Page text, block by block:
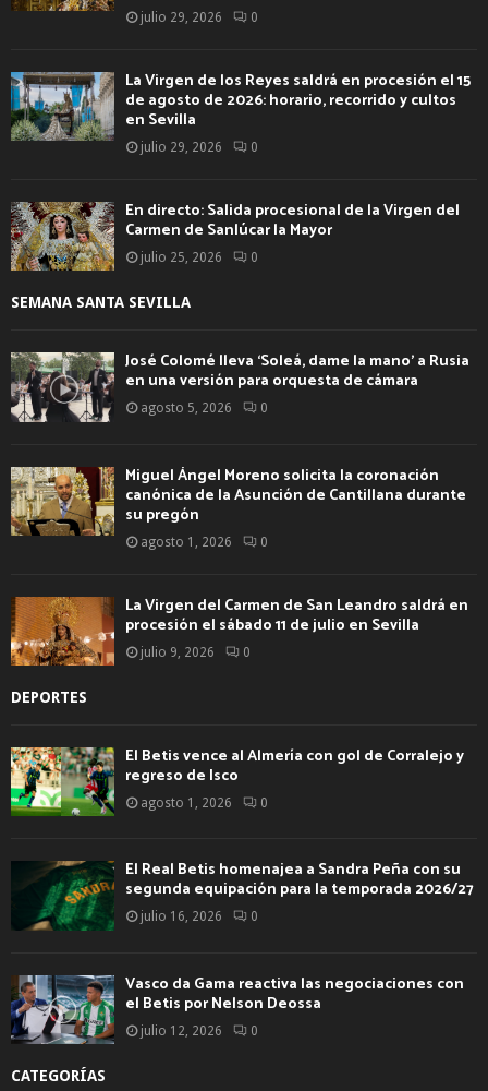
julio 29, 2026 0
La Virgen de los Reyes saldrá en procesión el 15
de agosto de 2026: horario, recorrido y cultos
en Sevilla
julio 29, 2026 0
En directo: Salida procesional de la Virgen del
Carmen de Sanlúcar la Mayor
julio 25, 2026 0
SEMANA SANTA SEVILLA
José Colomé lleva ‘Soleá, dame la mano’ a Rusia
en una versión para orquesta de cámara
agosto 5, 2026 0
Miguel Ángel Moreno solicita la coronación
canónica de la Asunción de Cantillana durante
su pregón
agosto 1, 2026 0
La Virgen del Carmen de San Leandro saldrá en
procesión el sábado 11 de julio en Sevilla
julio 9, 2026 0
DEPORTES
El Betis vence al Almería con gol de Corralejo y
regreso de Isco
agosto 1, 2026 0
El Real Betis homenajea a Sandra Peña con su
segunda equipación para la temporada 2026/27
julio 16, 2026 0
Vasco da Gama reactiva las negociaciones con
el Betis por Nelson Deossa
julio 12, 2026 0
CATEGORÍAS